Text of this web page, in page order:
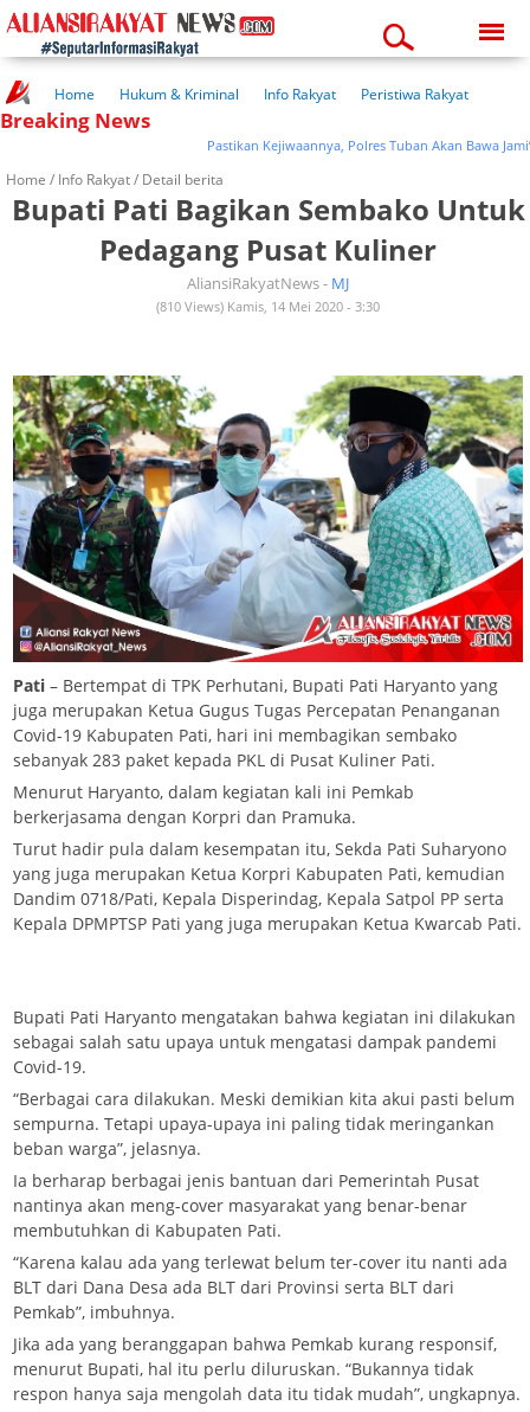
04:07:42 pm
Home Hukum & Kriminal Info Rakyat
Peristiwa Rakyat
Kuliner Rakyat
Wisata Rakyat
Breaking News
Pastikan Kejiwaannya, Polres Tuban Akan Bawa Jami’in
Home / Info Rakyat/ Detail berita
Bupati Pati Bagikan Sembako Untuk
Pedagang Pusat Kuliner
AliansiRakyatNews - MJ
(810 Views) Kamis, 14 Mei 2020 - 3:30
Pati – Bertempat di TPK Perhutani, Bupati Pati Haryanto yang
juga merupakan Ketua Gugus Tugas Percepatan Penanganan
Covid-19 Kabupaten Pati, hari ini membagikan sembako
sebanyak 283 paket kepada PKL di Pusat Kuliner Pati.
Menurut Haryanto, dalam kegiatan kali ini Pemkab
berkerjasama dengan Korpri dan Pramuka.
Turut hadir pula dalam kesempatan itu, Sekda Pati Suharyono
yang juga merupakan Ketua Korpri Kabupaten Pati, kemudian
Dandim 0718/Pati, Kepala Disperindag, Kepala Satpol PP serta
Kepala DPMPTSP Pati yang juga merupakan Ketua Kwarcab Pati.
Bupati Pati Haryanto mengatakan bahwa kegiatan ini dilakukan
sebagai salah satu upaya untuk mengatasi dampak pandemi
Covid-19.
“Berbagai cara dilakukan. Meski demikian kita akui pasti belum
sempurna. Tetapi upaya-upaya ini paling tidak meringankan
beban warga”, jelasnya.
Ia berharap berbagai jenis bantuan dari Pemerintah Pusat
nantinya akan meng-cover masyarakat yang benar-benar
membutuhkan di Kabupaten Pati.
“Karena kalau ada yang terlewat belum ter-cover itu nanti ada
BLT dari Dana Desa ada BLT dari Provinsi serta BLT dari
Pemkab”, imbuhnya.
Jika ada yang beranggapan bahwa Pemkab kurang responsif,
menurut Bupati, hal itu perlu diluruskan. “Bukannya tidak
respon hanya saja mengolah data itu tidak mudah”, ungkapnya.